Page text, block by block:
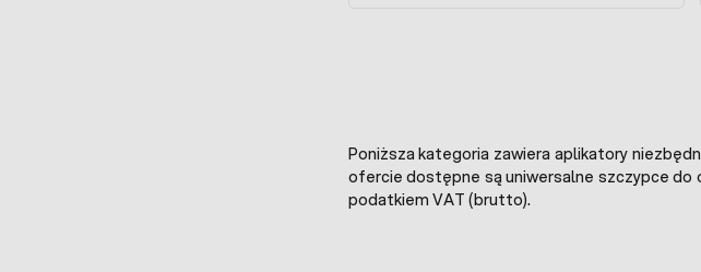
Poniższa kategoria zawiera aplikatory
ofercie dostępne są uniwersalne szczypce do
podatkiem VAT (brutto).